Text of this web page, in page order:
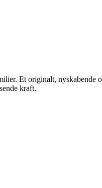
Et originalt, nyskabende
kraft.